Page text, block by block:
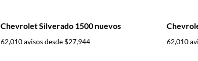
Chevrolet Silverado 1500 nuevos
62,010 avisos desde $27,944 62,010